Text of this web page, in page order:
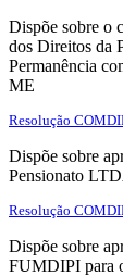
Dispõe sobre o
dos Direitos da
Permanência
ME
Resolução
Dispõe sobre
Pensionato
Resolução
Dispõe sobre
FUMDIPI para